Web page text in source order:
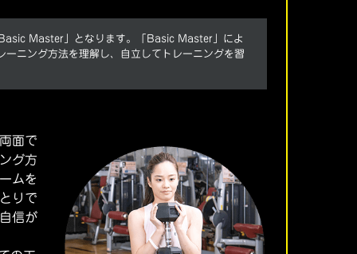
Master」となります。「Basic Master」によ
ニング方法を理解し、自立してトレーニングを習
面で
グ方
ムを
りで
信が